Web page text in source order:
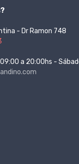
- Dr Ramon 748
a 20:00hs -